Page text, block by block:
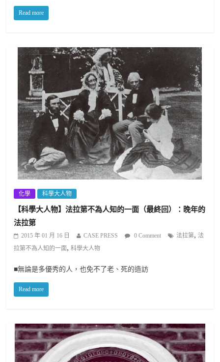
Read more
化學 科學大人物
【科學大人物】法拉第不為人知的一面（最終回）：晚年的
法拉第
2015 年 01 月 16 日 CASE PRESS 0 Comment 法拉第, 法
拉第不為人知的一面,科學大人物
■無論是多優秀的人，也免不了老、死的造訪
Read more